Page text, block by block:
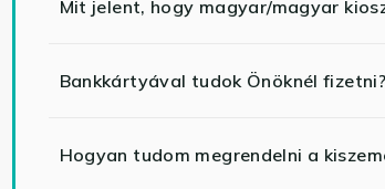
Mit jelent, hogy magyar/magyar
Bankkártyával tudok Önöknél fizetni?
Hogyan tudom megrendelni a